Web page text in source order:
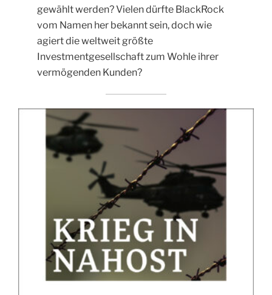
gewählt werden? Vielen dürfte BlackRock
vom Namen her bekannt sein, doch wie
agiert die weltweit größte
Investmentgesellschaft zum Wohle ihrer
vermögenden Kunden?